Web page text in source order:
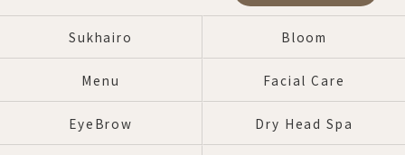
Sukhairo Bloom
Menu Facial Care
EyeBrow Dry Head Spa